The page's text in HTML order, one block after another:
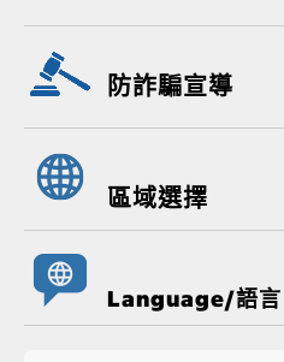
防詐騙宣導
區域選擇
Language/語言